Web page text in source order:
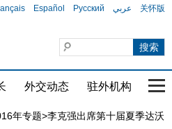
Español Русский عربي 关怀版
外交动态 驻外机构 国
年专题>李克强出席第十届夏季达沃